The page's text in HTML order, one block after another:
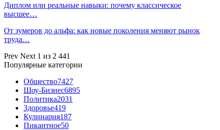
Диплом или реальные навыки: почему классическое
высшее…
От зумеров до альфа: как новые поколения меняют рынок
труда…
Prev Next 1 из 2 441
Популярные категории
Общество7427
Шоу-Бизнес6895
Политика2031
Здоровье419
Кулинария187
Пикантное50